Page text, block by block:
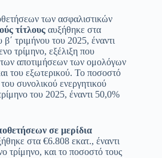
των ασφαλιστικών
τίτλους αυξήθηκε στα
τριμήνου του 2025, έναντι
τρίμηνο, εξέλιξη που
των αποτιμήσεων των ομολόγων
του εξωτερικού. Το ποσοστό
συνολικού ενεργητικού
του 2025, έναντι 50,0%
σε μερίδια
στα €6.808 εκατ., έναντι
τρίμηνο, και το ποσοστό τους